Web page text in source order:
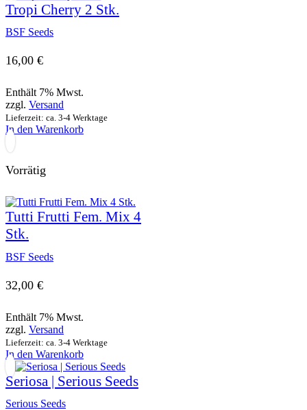
Tropi Cherry 2 Stk.
BSF Seeds
16,00 €
Enthält 7% Mwst.
zzgl. Versand
Lieferzeit: ca. 3-4 Werktage
In den Warenkorb
Vorrätig
Tutti Frutti Fem. Mix 4
Stk.
BSF Seeds
32,00 €
Enthält 7% Mwst.
zzgl. Versand
Lieferzeit: ca. 3-4 Werktage
In den Warenkorb
Seriosa | Serious Seeds
Serious Seeds